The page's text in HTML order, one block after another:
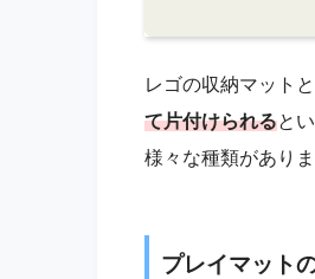
レゴの収納マットと
て片付けられると
様々な種類がありま
プレイマット